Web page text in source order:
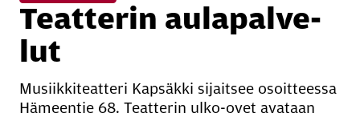
Teat­te­rin au­la­pal­ve­
lut
Musiikkiteatteri Kapsäkki sijaitsee osoitteessa
Hämeentie 68. Teatterin ulko-ovet avataan